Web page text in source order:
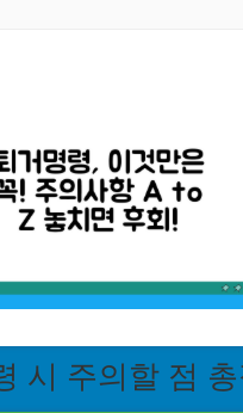
시 주의할 점 총